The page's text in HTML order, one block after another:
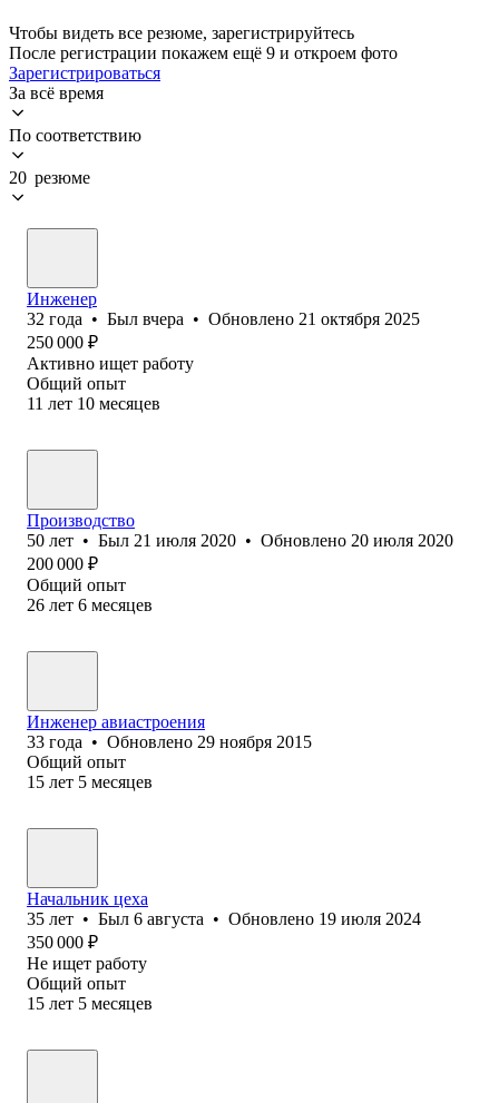
Чтобы видеть все резюме, зарегистрируйтесь
После регистрации покажем ещё 9 и откроем фото
Зарегистрироваться
За всё время
По соответствию
20 резюме
Инженер
32 года • Был вчера • Обновлено 21 октября 2025
250 000 ₽
Активно ищет работу
Общий опыт
11 лет 10 месяцев
Производство
50 лет • Был 21 июля 2020 • Обновлено 20 июля 2020
200 000 ₽
Общий опыт
26 лет 6 месяцев
Инженер авиастроения
33 года • Обновлено 29 ноября 2015
Общий опыт
15 лет 5 месяцев
Начальник цеха
35 лет • Был 6 августа • Обновлено 19 июля 2024
350 000 ₽
Не ищет работу
Общий опыт
15 лет 5 месяцев